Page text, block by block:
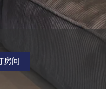
房间